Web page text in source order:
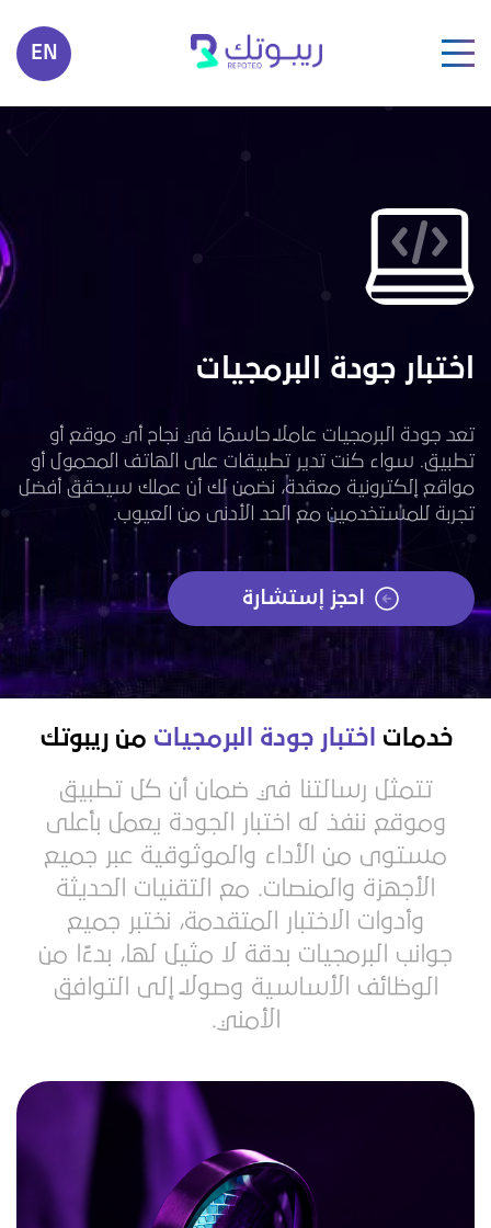
EN
اختبار جودة البرمجيات
تعد جودة البرمجيات عاملًا حاسمًا في نجاح أي موقع أو
تطبيق. سواء كنت تدير تطبيقات على الهاتف المحمول أو
مواقع إلكترونية معقدة، نضمن لك أن عملك سيحقق أفضل
تجربة للمستخدمين مع الحد الأدنى من العيوب.
احجز إستشارة
خدمات اختبار جودة البرمجيات من ريبوتك
تتمثل رسالتنا في ضمان أن كل تطبيق
وموقع ننفذ له اختبار الجودة يعمل بأعلى
مستوى من الأداء والموثوقية عبر جميع
الأجهزة والمنصات. مع التقنيات الحديثة
وأدوات الاختبار المتقدمة، نختبر جميع
جوانب البرمجيات بدقة لا مثيل لها، بدءًا من
الوظائف الأساسية وصولًا إلى التوافق
الأمني.